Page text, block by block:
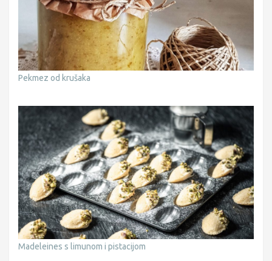
Pekmez od krušaka
Madeleines s limunom i pistacijom